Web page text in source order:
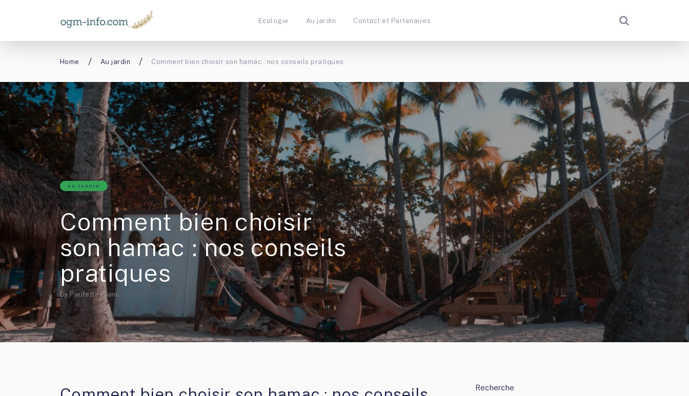
Ecologie Au jardin Contact et Partenaires
Home Au jardin Comment bien choisir son hamac : nos conseils pratiques
AU JARDIN
Comment bien choisir
son hamac : nos conseils
pratiques
By Paulette Blanc
Recherche